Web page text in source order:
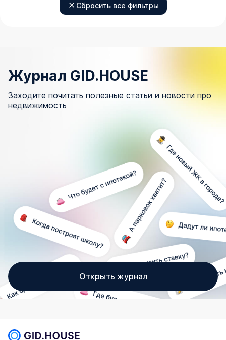
Сбросить все фильтры
Журнал GID.HOUSE
Заходите почитать полезные статьи и новости про
недвижимость
Открыть журнал